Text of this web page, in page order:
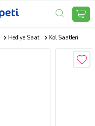
Hediye Saat Kol Saatleri